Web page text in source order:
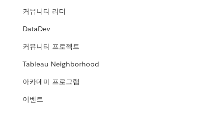
커뮤니티 리더
DataDev
커뮤니티 프로젝트
Tableau Neighborhood
아카데미 프로그램
이벤트